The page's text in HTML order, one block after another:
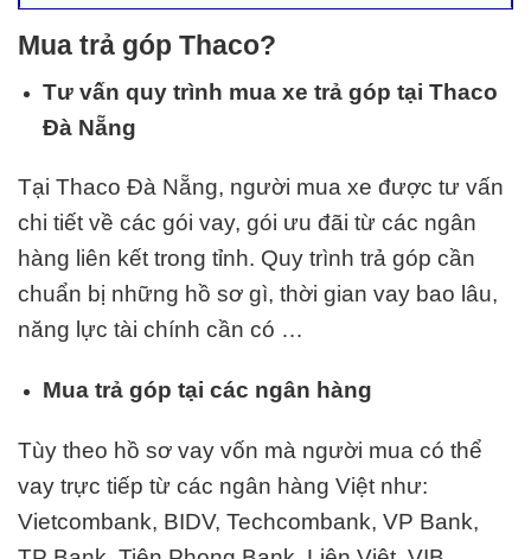
Mua trả góp Thaco?
Tư vấn quy trình mua xe trả góp tại Thaco
Đà Nẵng
Tại Thaco Đà Nẵng, người mua xe được tư vấn
chi tiết về các gói vay, gói ưu đãi từ các ngân
hàng liên kết trong tỉnh. Quy trình trả góp cần
chuẩn bị những hồ sơ gì, thời gian vay bao lâu,
năng lực tài chính cần có …
Mua trả góp tại các ngân hàng
Tùy theo hồ sơ vay vốn mà người mua có thể
vay trực tiếp từ các ngân hàng Việt như:
Vietcombank, BIDV, Techcombank, VP Bank,